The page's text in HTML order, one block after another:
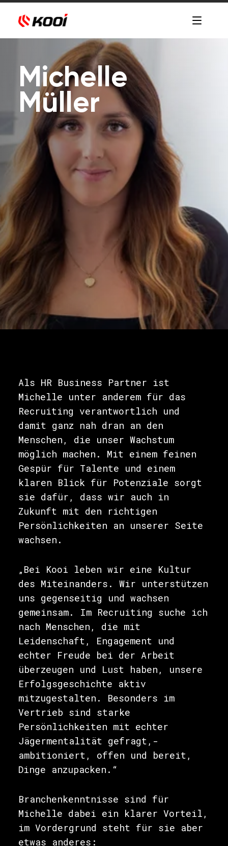
Michelle
Müller
Als HR Business Partner ist
Michelle unter anderem für das
Recruiting verantwortlich und
damit ganz nah dran an den
Menschen, die unser Wachstum
möglich machen. Mit einem feinen
Gespür für Talente und einem
klaren Blick für Potenziale sorgt
sie dafür, dass wir auch in
Zukunft mit den richtigen
Persönlichkeiten an unserer Seite
wachsen.
„Bei Kooi leben wir eine Kultur
des Miteinanders. Wir unterstützen
uns gegenseitig und wachsen
gemeinsam. Im Recruiting suche ich
nach Menschen, die mit
Leidenschaft, Engagement und
echter Freude bei der Arbeit
überzeugen und Lust haben, unsere
Erfolgsgeschichte aktiv
mitzugestalten. Besonders im
Vertrieb sind starke
Persönlichkeiten mit echter
Jägermentalität gefragt,-
ambitioniert, offen und bereit,
Dinge anzupacken.“
Branchenkenntnisse sind für
Michelle dabei ein klarer Vorteil,
im Vordergrund steht für sie aber
etwas anderes: